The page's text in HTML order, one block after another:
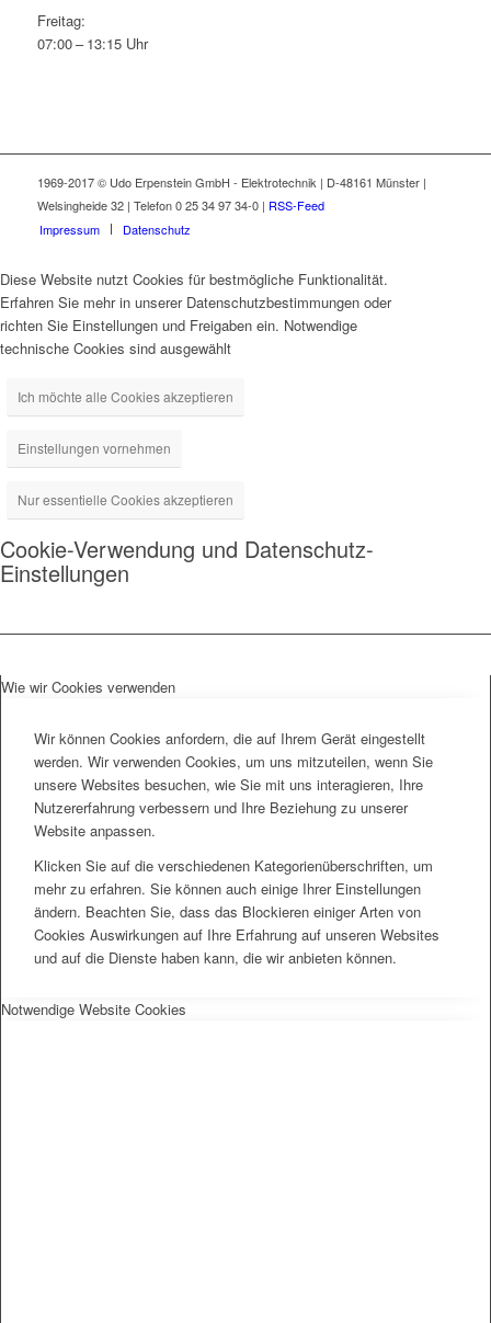
Freitag:
07:00 – 13:15 Uhr
1969-2017 © Udo Erpenstein GmbH - Elektrotechnik | D-48161 Münster |
Welsingheide 32 | Telefon 0 25 34 97 34-0 | RSS-Feed
Impressum
Datenschutz
Diese Website nutzt Cookies für bestmögliche Funktionalität.
Erfahren Sie mehr in unserer Datenschutzbestimmungen oder
richten Sie Einstellungen und Freigaben ein. Notwendige
technische Cookies sind ausgewählt
Ich möchte alle Cookies akzeptieren
Einstellungen vornehmen
Nur essentielle Cookies akzeptieren
Cookie-Verwendung und Datenschutz-
Einstellungen
Wie wir Cookies verwenden
Wir können Cookies anfordern, die auf Ihrem Gerät eingestellt
werden. Wir verwenden Cookies, um uns mitzuteilen, wenn Sie
unsere Websites besuchen, wie Sie mit uns interagieren, Ihre
Nutzererfahrung verbessern und Ihre Beziehung zu unserer
Website anpassen.
Klicken Sie auf die verschiedenen Kategorienüberschriften, um
mehr zu erfahren. Sie können auch einige Ihrer Einstellungen
ändern. Beachten Sie, dass das Blockieren einiger Arten von
Cookies Auswirkungen auf Ihre Erfahrung auf unseren Websites
und auf die Dienste haben kann, die wir anbieten können.
Notwendige Website Cookies